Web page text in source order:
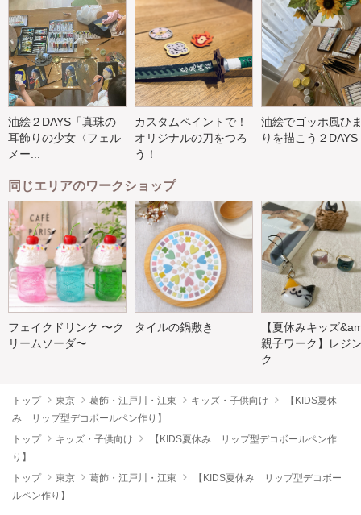
油絵２DAYS「真珠の
耳飾りの少女〈フェル
メー...
カスタムペイントで！
オリジナルの刀をつろ
う！
油絵でゴッホ風ひ
りを描こう２DAYS
同じエリアのワークショップ
フェイクドリンク 〜ク
リームソーダ〜
タイルの鍋敷き
【夏休みキッズ
親子ワーク】レジ
ク...
トップ 東京 葛飾・江戸川・江東 キッズ・子供向け
【KIDS夏休
み リップ型デコボールペン作り】
トップ
キッズ・子供向け
【KIDS夏休み リップ型デコボールペン作
り】
トップ
東京 葛飾・江戸川・江東
【KIDS夏休み リップ型デコボー
ルペン作り】